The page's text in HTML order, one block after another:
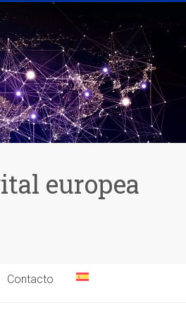
europea
Contacto